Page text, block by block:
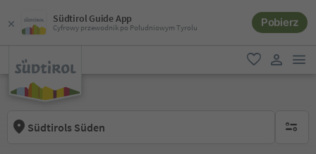
Südtirol Guide App
Cyfrowy przewodnik po Południowym Tyrolu Pobierz
ulubione
Südtirols Süden brak